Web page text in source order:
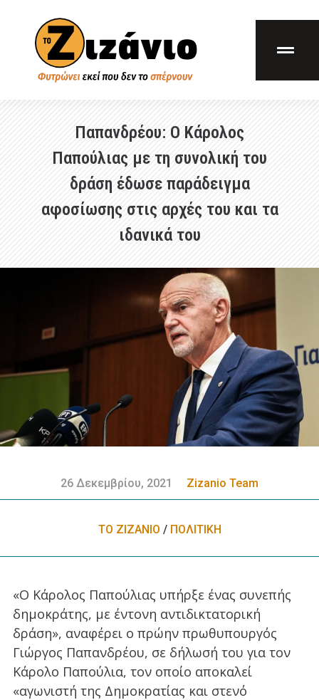
Παπανδρέου: Ο Κάρολος
Παπούλιας με τη συνολική του
δράση έδωσε παράδειγμα
αφοσίωσης στις αρχές του και τα
ιδανικά του
26 Δεκεμβρίου, 2021 Zizanio Team
ΤΟ ΖΙΖΑΝΙΟ / ΠΟΛΙΤΙΚΗ
«Ο Κάρολος Παπούλιας υπήρξε ένας συνεπής
δημοκράτης, με έντονη αντιδικτατορική
δράση», αναφέρει ο πρώην πρωθυπουργός
Γιώργος Παπανδρέου, σε δήλωσή του για τον
Κάρολο Παπούλια, τον οποίο αποκαλεί
«αγωνιστή της Δημοκρατίας και στενό